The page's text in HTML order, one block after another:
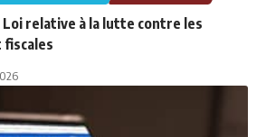
relative à la lutte contre les
fiscales